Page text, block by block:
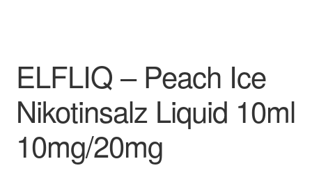
Big Puff
Aromen
Basen & Nikotin
ELFLIQ – Peach Ice
Nikotinsalz Liquid 10ml
10mg/20mg